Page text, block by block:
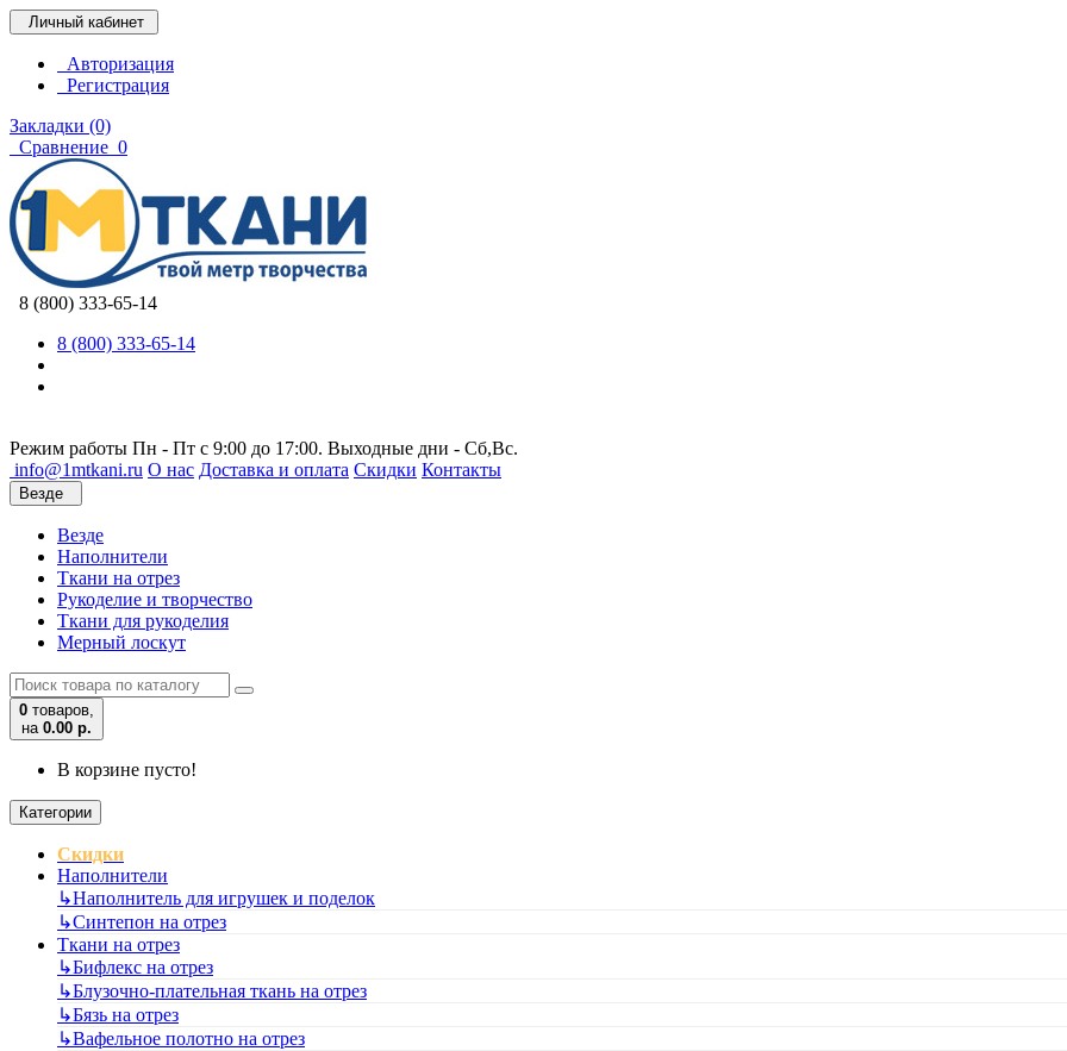
Личный кабинет
Авторизация
Регистрация
Закладки (0)
Сравнение 0
8 (800) 333-65-14
8 (800) 333-65-14
Режим работы Пн - Пт с 9:00 до 17:00. Выходные дни - Сб,Вс.
info@1mtkani.ru О нас Доставка и оплата Скидки Контакты
Везде
Везде
Наполнители
Ткани на отрез
Рукоделие и творчество
Ткани для рукоделия
Мерный лоскут
0 товаров,
на 0.00 р.
В корзине пусто!
Категории
Скидки
Наполнители
↳Наполнитель для игрушек и поделок
↳Синтепон на отрез
Ткани на отрез
↳Бифлекс на отрез
↳Блузочно-плательная ткань на отрез
↳Бязь на отрез
↳Вафельное полотно на отрез